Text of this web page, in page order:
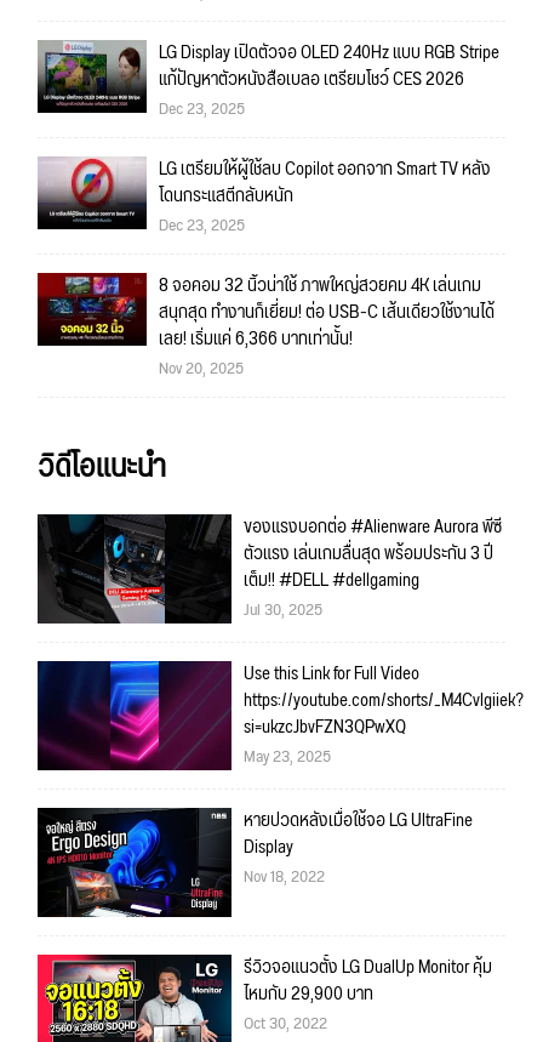
LG Display เปิดตัวจอ OLED 240Hz แบบ RGB Stripe
แก้ปัญหาตัวหนังสือเบลอ เตรียมโชว์ CES 2026
Dec 23, 2025
LG เตรียมให้ผู้ใช้ลบ Copilot ออกจาก Smart TV หลัง
โดนกระแสตีกลับหนัก
Dec 23, 2025
8 จอคอม 32 นิ้วน่าใช้ ภาพใหญ่สวยคม 4K เล่นเกม
สนุกสุด ทำงานก็เยี่ยม! ต่อ USB-C เส้นเดียวใช้งานได้
เลย! เริ่มแค่ 6,366 บาทเท่านั้น!
Nov 20, 2025
วิดีโอแนะนำ
ของแรงบอกต่อ #Alienware Aurora พีซี
ตัวแรง เล่นเกมลื่นสุด พร้อมประกัน 3 ปี
เต็ม!! #DELL #dellgaming
Jul 30, 2025
Use this Link for Full Video
https://youtube.com/shorts/_M4Cvlgiiek?
si=ukzcJbvFZN3QPwXQ
May 23, 2025
หายปวดหลังเมื่อใช้จอ LG UltraFine
Display
Nov 18, 2022
รีวิวจอแนวตั้ง LG DualUp Monitor คุ้ม
ไหมกับ 29,900 บาท
Oct 30, 2022